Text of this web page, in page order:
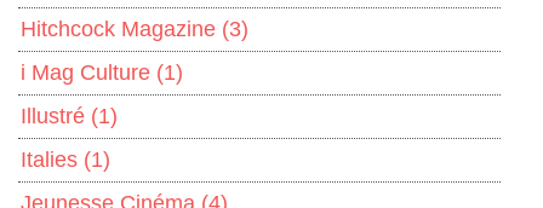
Hitchcock Magazine (3)
i Mag Culture (1)
Illustré (1)
Italies (1)
Jeunesse Cinéma (4)